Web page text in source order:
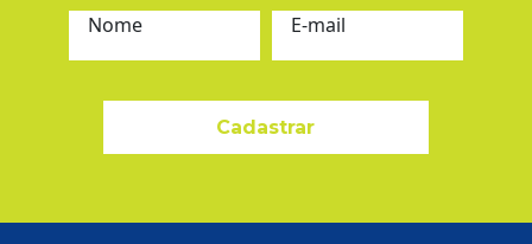
Nome E-mail
Cadastrar